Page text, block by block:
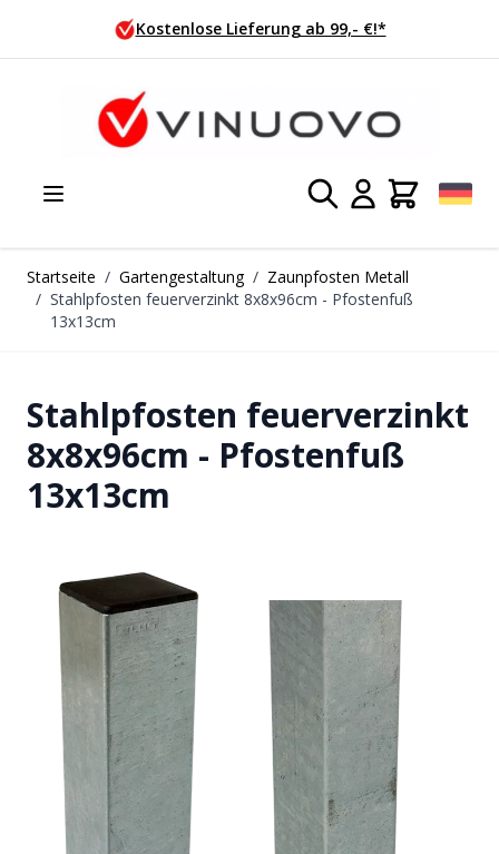
Zum Inhalt springen
Lieferung ab 99,- €!*
Startseite / Gartengestaltung / Zaunpfosten Metall
/ Stahlpfosten feuerverzinkt 8x8x96cm - Pfostenfuß
13x13cm
Stahlpfosten feuerverzinkt
8x8x96cm - Pfostenfuß
13x13cm